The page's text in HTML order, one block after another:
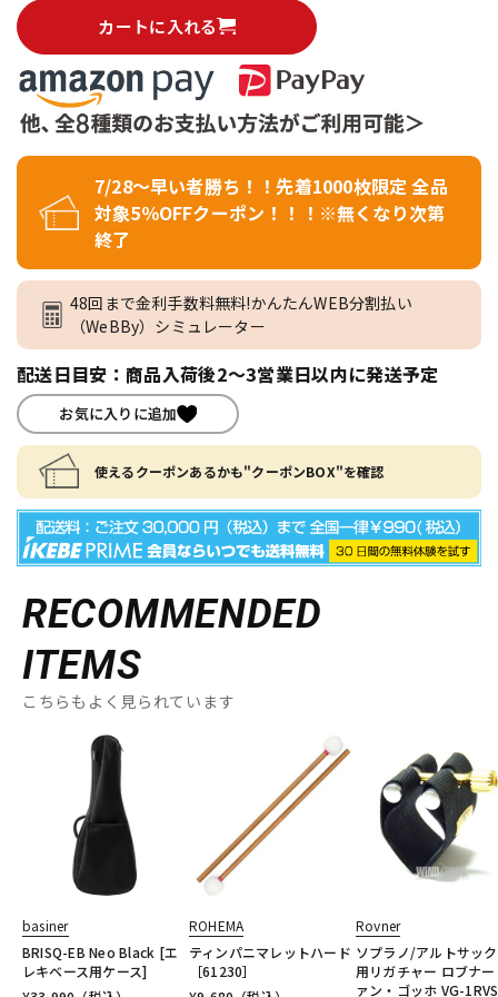
カートに入れる
7/28～早い者勝ち！！先着1000枚限定 全品
対象5％OFFクーポン！！！※無くなり次第
終了
48回まで金利手数料無料!かんたんWEB分割払い
（WeBBy）シミュレーター
配送日目安：商品入荷後2～3営業日以内に発送予定
お気に入りに追加
使えるクーポンあるかも"クーポンBOX"を確認
RECOMMENDED
ITEMS
こちらもよく見られています
basiner
BRISQ-EB Neo Black [エ
レキベース用ケース]
ROHEMA
ティンパニマレットハード
［61230］
Rovner
ソプラノ/アルトサッ
用リガチャー ロブナ
ァン・ゴッホ VG-1RVS